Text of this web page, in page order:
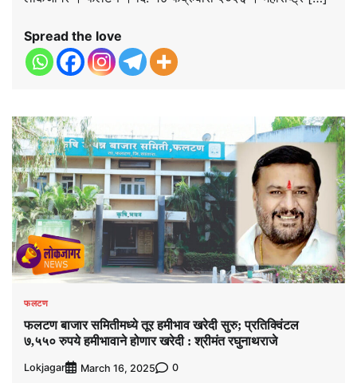
Spread the love
फलटण
फलटण बाजार समितीमध्ये तूर हमीभाव खरेदी सुरु; प्रतिक्विंटल
७,५५० रुपये हमीभावाने होणार खरेदी : श्रीमंत रघुनाथराजे
Lokjagar March 16, 2025 0